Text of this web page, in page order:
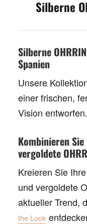
Silberne
Silberne
Spanien
Unsere
einer frischen,
Vision entworfen.
Kombinieren
vergoldete
Kreieren Sie
und vergoldete
aktueller Trend,
the Look